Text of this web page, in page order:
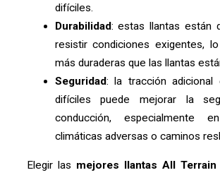
difíciles.
Durabilidad: estas llantas están
resistir condiciones exigentes,
más duraderas que las llantas
Seguridad: la tracción adicional
difíciles puede mejorar la
conducción, especialmente
climáticas adversas o caminos
Elegir las mejores llantas All Terrain